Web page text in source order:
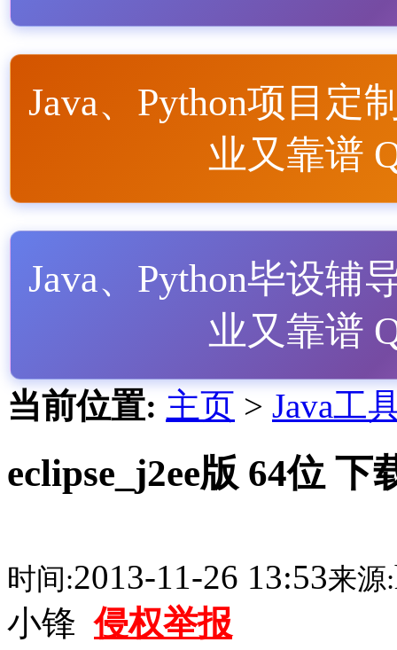
Java、Python项目定
业又靠谱
Java、Python毕设辅
业又靠谱
当前位置: 主页 > Java工
eclipse_j2ee版 64位 下
时间:2013-11-26 13:53来源:
小锋侵权举报